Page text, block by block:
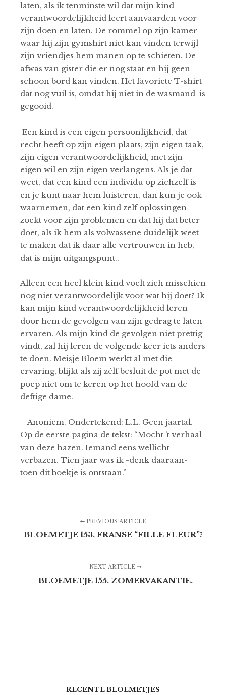
laten, als ik tenminste wil dat mijn kind
verantwoordelijkheid leert aanvaarden voor
zijn doen en laten. De rommel op zijn kamer
waar hij zijn gymshirt niet kan vinden terwijl
zijn vriendjes hem manen op te schieten. De
afwas van gister die er nog staat en hij geen
schoon bord kan vinden. Het favoriete T-shirt
dat nog vuil is, omdat hij niet in de wasmand is
gegooid.
Een kind is een eigen persoonlijkheid, dat
recht heeft op zijn eigen plaats, zijn eigen taak,
zijn eigen verantwoordelijkheid, met zijn
eigen wil en zijn eigen verlangens. Als je dat
weet, dat een kind een individu op zichzelf is
en je kunt naar hem luisteren, dan kun je ook
waarnemen, dat een kind zelf oplossingen
zoekt voor zijn problemen en dat hij dat beter
doet, als ik hem als volwassene duidelijk weet
te maken dat ik daar alle vertrouwen in heb,
dat is mijn uitgangspunt..
Alleen een heel klein kind voelt zich misschien
nog niet verantwoordelijk voor wat hij doet? Ik
kan mijn kind verantwoordelijkheid leren
door hem de gevolgen van zijn gedrag te laten
ervaren. Als mijn kind de gevolgen niet prettig
vindt, zal hij leren de volgende keer iets anders
te doen. Meisje Bloem werkt al met die
ervaring, blijkt als zij zélf besluit de pot met de
poep niet om te keren op het hoofd van de
deftige dame.
¹ Anoniem. Ondertekend: L.L. Geen jaartal.
Op de eerste pagina de tekst: “Mocht ’t verhaal
van deze hazen. Iemand eens wellicht
verbazen. Tien jaar was ik -denk daaraan-
toen dit boekje is ontstaan.”
PREVIOUS ARTICLE
BLOEMETJE 153. FRANSE “FILLE FLEUR”?
NEXT ARTICLE
BLOEMETJE 155. ZOMERVAKANTIE.
RECENTE BLOEMETJES